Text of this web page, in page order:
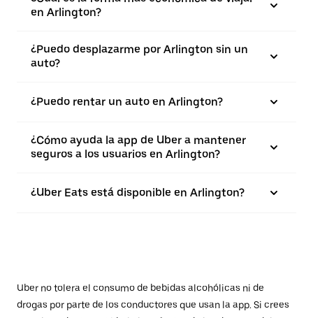
en Arlington?
¿Puedo desplazarme por Arlington sin un
auto?
¿Puedo rentar un auto en Arlington?
¿Cómo ayuda la app de Uber a mantener
seguros a los usuarios en Arlington?
¿Uber Eats está disponible en Arlington?
Uber no tolera el consumo de bebidas alcohólicas ni de
drogas por parte de los conductores que usan la app. Si crees